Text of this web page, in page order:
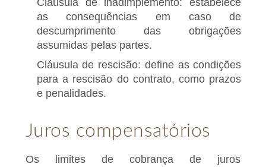
Cláusula de inadimplemento: estabelece
as consequências em caso de
descumprimento das obrigações
assumidas pelas partes.
Cláusula de rescisão: define as condições
para a rescisão do contrato, como prazos
e penalidades.
Juros compensatórios
Os limites de cobrança de juros